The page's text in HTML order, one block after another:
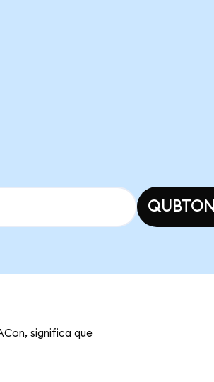
QUBTON
significa que